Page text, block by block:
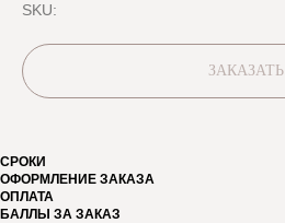
SKU:
ЗАКАЗАТЬ
СРОКИ
ОФОРМЛЕНИЕ ЗАКАЗА
ОПЛАТА
БАЛЛЫ ЗА ЗАКАЗ